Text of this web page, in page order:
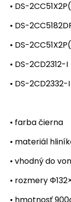
• DS-
• DS-
• DS-
• DS-2CD2312-I
• DS-2CD2332-I
• farba čierna
• materiál
• vhodný do
• rozmery